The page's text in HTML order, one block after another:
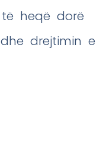
heqë dorë
drejtimin e